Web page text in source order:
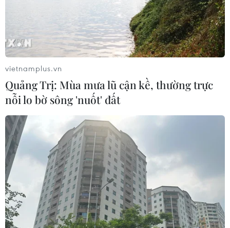
Thành phố Hải Phòng khởi động Chương
trình Du lịch Cát Bà năm 2024
31/03/2024 23:22
vietnamplus.vn
Quảng Trị: Mùa mưa lũ cận kề, thường trực
nỗi lo bờ sông 'nuốt' đất